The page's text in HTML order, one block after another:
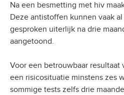
Na een besmetting met hiv
Deze antistoffen kunnen vaak
gesproken uiterlijk na drie
aangetoond.
Voor een betrouwbaar resultaat
een risicosituatie minstens zes
sommige tests zelfs drie